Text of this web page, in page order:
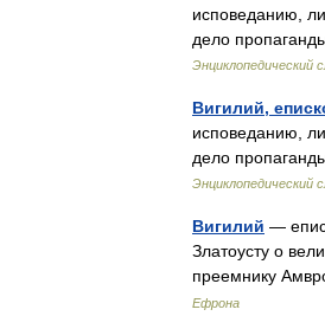
исповеданию,
дело
Энциклопедический
Вигилий,
исповеданию,
дело
Энциклопедический
Вигилий —
Златоусту о
преемнику
Ефрона